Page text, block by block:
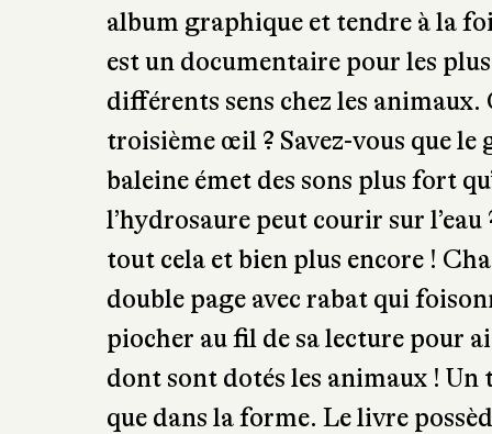
album graphique et tendre à la
est un documentaire pour les
différents sens chez les
troisième œil ? Savez-vous que
baleine émet des sons plus fort
l’hydrosaure peut courir sur
tout cela et bien plus encore !
double page avec rabat qui
piocher au fil de sa lecture pour
dont sont dotés les animaux !
que dans la forme. Le livre